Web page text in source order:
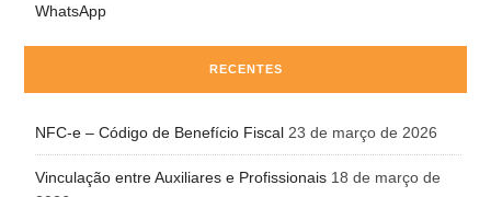
WhatsApp
RECENTES
NFC-e – Código de Benefício Fiscal 23 de março de 2026
Vinculação entre Auxiliares e Profissionais 18 de março de